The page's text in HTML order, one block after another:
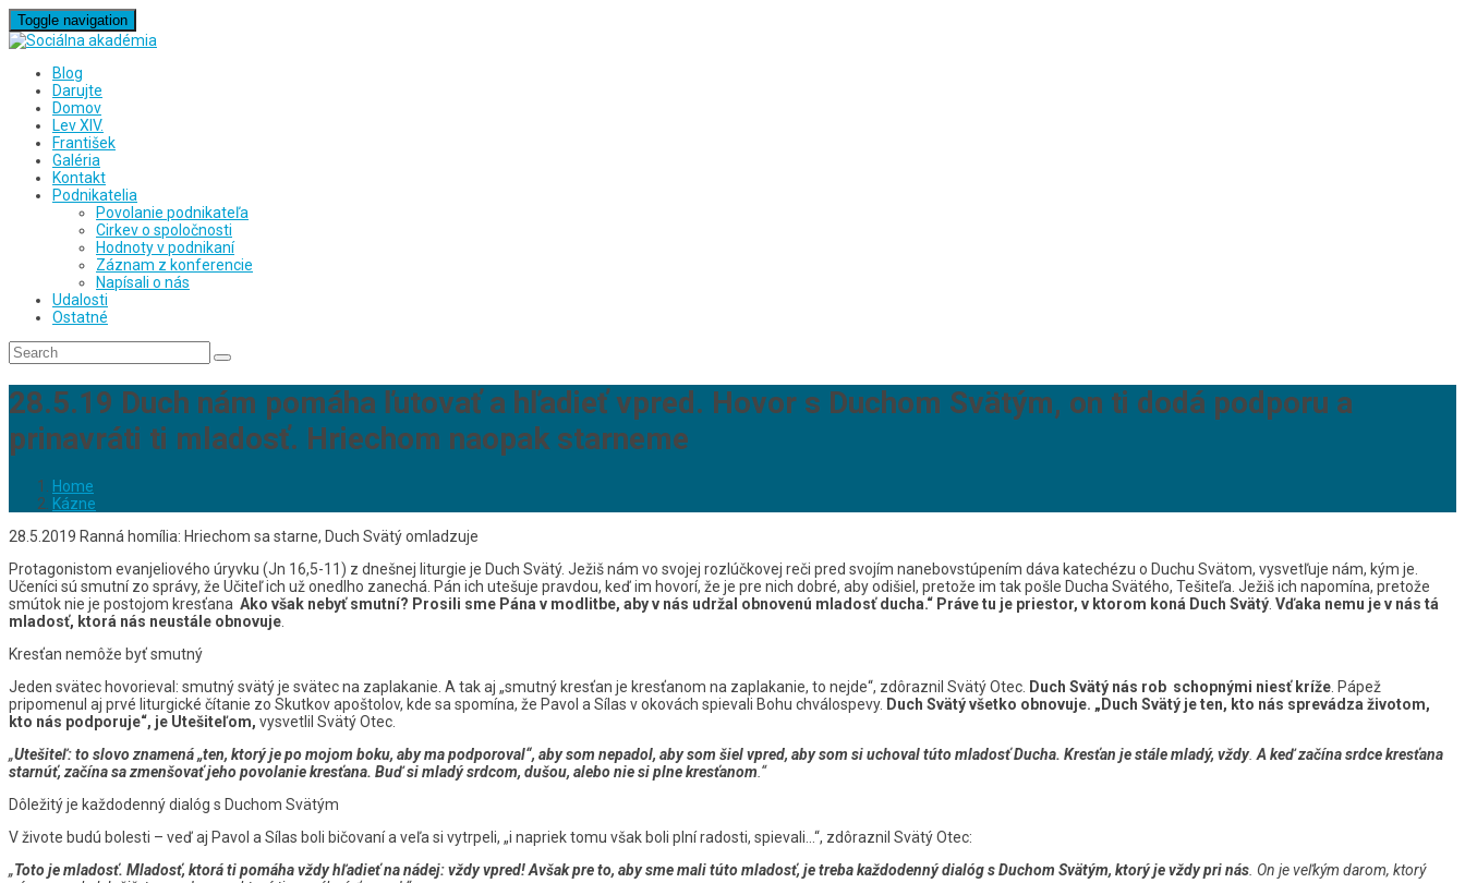
Toggle navigation
Blog
Darujte
Domov
Lev XIV.
František
Galéria
Kontakt
Podnikatelia
Povolanie podnikateľa
Cirkev o spoločnosti
Hodnoty v podnikaní
Záznam z konferencie
Napísali o nás
Udalosti
Ostatné
28.5.19 Duch nám pomáha ľutovať a hľadieť vpred. Hovor s Duchom Svätým, on ti dodá podporu a
prinavráti ti mladosť. Hriechom naopak starneme
Home
Kázne
28.5.2019 Ranná homília: Hriechom sa starne, Duch Svätý omladzuje
Protagonistom evanjeliového úryvku (Jn 16,5-11) z dnešnej liturgie je Duch Svätý. Ježiš nám vo svojej rozlúčkovej reči pred svojím nanebovstúpením dáva katechézu o Duchu Svätom, vysvetľuje nám, kým je.
Učeníci sú smutní zo správy, že Učiteľ ich už onedlho zanechá. Pán ich utešuje pravdou, keď im hovorí, že je pre nich dobré, aby odišiel, pretože im tak pošle Ducha Svätého, Tešiteľa. Ježiš ich napomína, pretože
smútok nie je postojom kresťana Ako však nebyť smutní? Prosili sme Pána v modlitbe, aby v nás udržal obnovenú mladosť ducha.“ Práve tu je priestor, v ktorom koná Duch Svätý Vďaka nemu je v nás tá
mladosť, ktorá nás neustále obnovuje
Kresťan nemôže byť smutný
Jeden svätec hovorieval: smutný svätý je svätec na zaplakanie. A tak aj „smutný kresťan je kresťanom na zaplakanie, to nejde“, zdôraznil Svätý Otec. Duch Svätý nás rob schopnými niesť kríže . Pápež
pripomenul aj prvé liturgické čítanie zo Skutkov apoštolov, kde sa spomína, že Pavol a Sílas v okovách spievali Bohu chválospevy. Duch Svätý všetko obnovuje. „Duch Svätý je ten, kto nás sprevádza životom,
kto nás podporuje“, je Utešiteľom, vysvetlil Svätý Otec.
„Utešiteľ: to slovo znamená „ten, ktorý je po mojom boku, aby ma podporoval“, aby som nepadol, aby som šiel vpred, aby som si uchoval túto mladosť Ducha. Kresťan je stále mladý, vždy. A keď začína srdce kresťana
starnúť, začína sa zmenšovať jeho povolanie kresťana. Buď si mladý srdcom, dušou, alebo nie si plne kresťanom .“
Dôležitý je každodenný dialóg s Duchom Svätým
V živote budú bolesti – veď aj Pavol a Sílas boli bičovaní a veľa si vytrpeli, „i napriek tomu však boli plní radosti, spievali…“, zdôraznil Svätý Otec:
„Toto je mladosť. Mladosť, ktorá ti pomáha vždy hľadieť na nádej: vždy vpred!Avšak pre to, aby sme mali túto mladosť, je treba každodenný dialóg s Duchom Svätým, ktorý je vždy pri nás . On je veľkým darom, ktorý